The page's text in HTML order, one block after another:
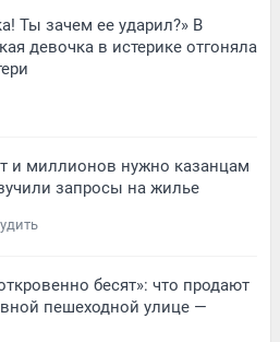
Ты зачем ее ударил?» В
девочка в истерике отгоняла
и миллионов нужно казанцам
запросы на жилье
бесят»: что продают
пешеходной улице —